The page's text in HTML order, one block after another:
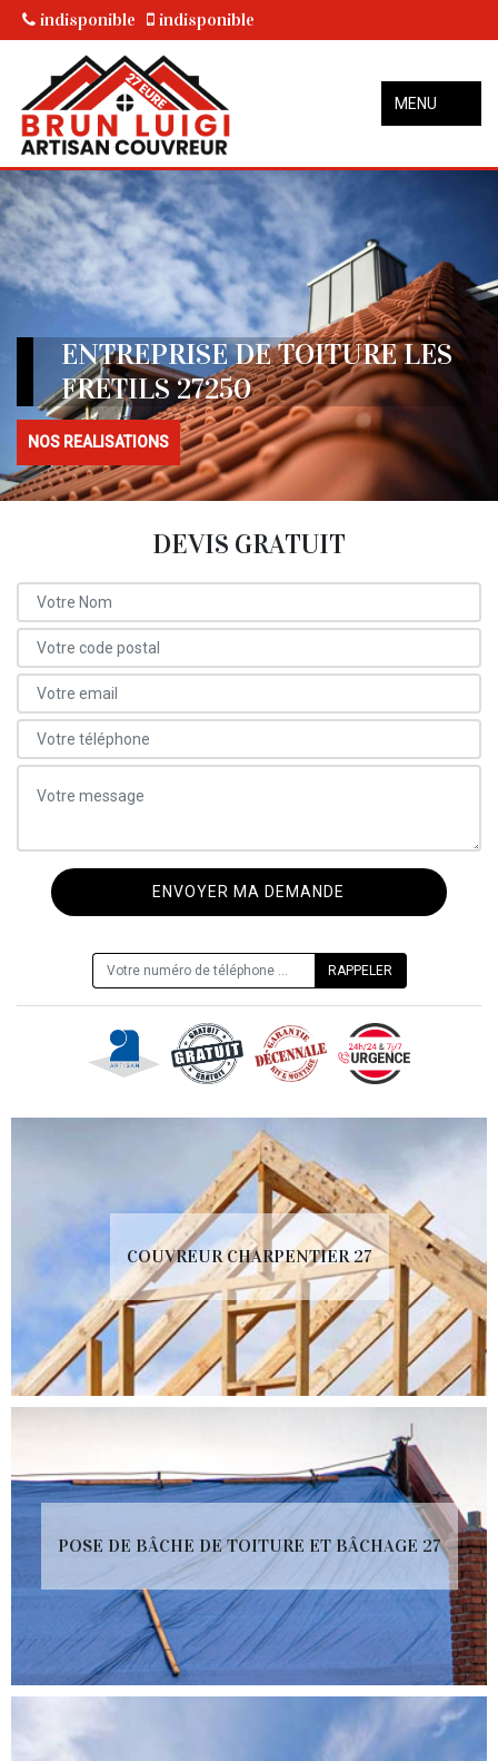
indisponible indisponible
MENU
ENTREPRISE DE TOITURE LES
FRETILS 27250
NOS REALISATIONS
DEVIS GRATUIT
COUVREUR CHARPENTIER 27
POSE DE BÂCHE DE TOITURE ET BÂCHAGE 27